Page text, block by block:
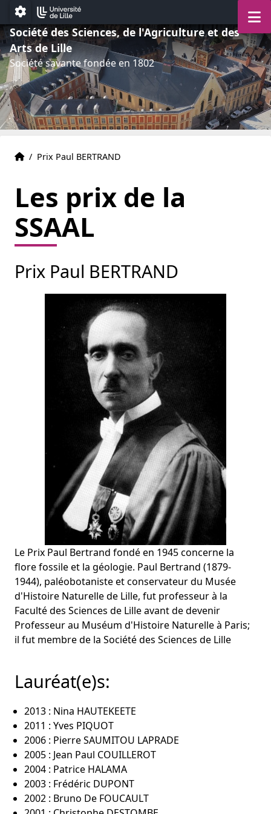
Aller au menu
Aller au contenu
Aller au pied de page
Paramétrage
Société des Sciences, de l'Agriculture et des
Arts de Lille
Société savante fondée en 1802
Accueil
Accueil
/ Prix Paul BERTRAND
Les prix de la
SSAAL
Prix Paul BERTRAND
Le Prix Paul Bertrand fondé en 1945 concerne la
flore fossile et la géologie. Paul Bertrand (1879-
1944), paléobotaniste et conservateur du Musée
d'Histoire Naturelle de Lille, fut professeur à la
Faculté des Sciences de Lille avant de devenir
Professeur au Muséum d'Histoire Naturelle à Paris;
il fut membre de la Société des Sciences de Lille
Lauréat(e)s:
2013 : Nina HAUTEKEETE
2011 : Yves PIQUOT
2006 : Pierre SAUMITOU LAPRADE
2005 : Jean Paul COUILLEROT
2004 : Patrice HALAMA
2003 : Frédéric DUPONT
2002 : Bruno De FOUCAULT